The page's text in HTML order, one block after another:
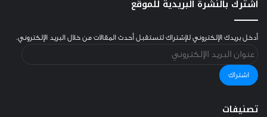
اشترك بالنشرة البريدية للموقع
أدخل بريدك الإلكتروني للإشتراك لتستقبل أحدث المقالات من خلال البريد الإلكتروني.
الإلكتروني
اشتراك
تصنيفات